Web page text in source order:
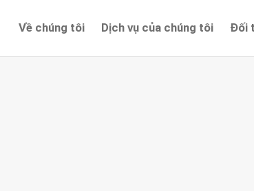
Về chúng tôi Dịch vụ của chúng tôi Đối